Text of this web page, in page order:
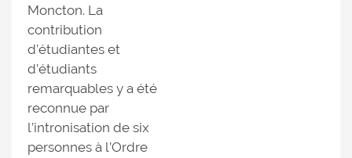
Moncton. La
contribution
d’étudiantes et
d’étudiants
remarquables y a été
reconnue par
l’intronisation de six
personnes à l’Ordre